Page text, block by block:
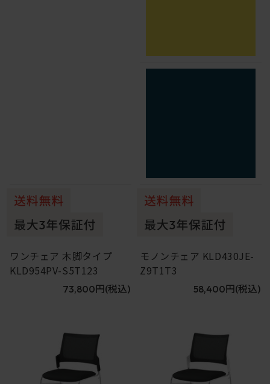
ワンチェア 木脚タイプ
KLD954PV-S5T123
73,800円 (税込)
モノンチェア KLD430JE-
Z9T1T3
58,400円 (税込)